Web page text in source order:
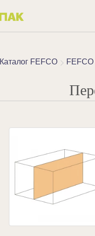
Каталог FEFCO